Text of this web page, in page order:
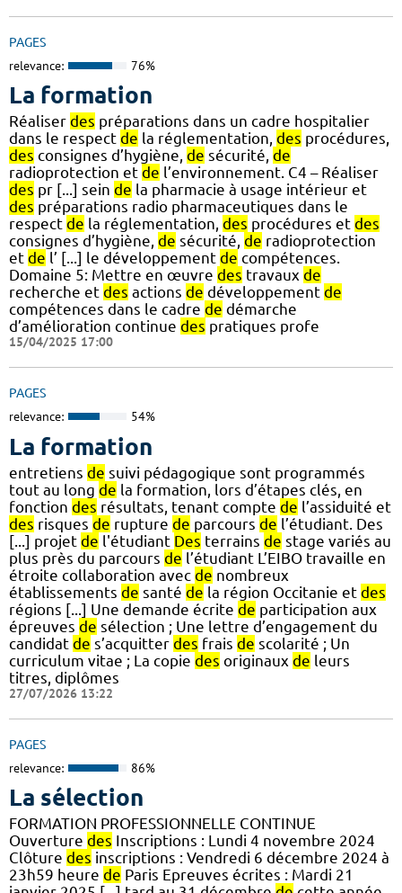
PAGES
relevance: 76%
La formation
Réaliser des préparations dans un cadre hospitalier
dans le respect de la réglementation, des procédures,
des consignes d’hygiène, de sécurité, de
radioprotection et de l’environnement. C4 – Réaliser
des pr [...] sein de la pharmacie à usage intérieur et
des préparations radio pharmaceutiques dans le
respect de la réglementation, des procédures et des
consignes d’hygiène, de sécurité, de radioprotection
et de l’ [...] le développement de compétences.
Domaine 5: Mettre en œuvre des travaux de
recherche et des actions de développement de
compétences dans le cadre de démarche
d’amélioration continue des pratiques profe
15/04/2025 17:00
PAGES
relevance: 54%
La formation
entretiens de suivi pédagogique sont programmés
tout au long de la formation, lors d’étapes clés, en
fonction des résultats, tenant compte de l’assiduité et
des risques de rupture de parcours de l’étudiant. Des
[...] projet de l'étudiant Des terrains de stage variés au
plus près du parcours de l’étudiant L’EIBO travaille en
étroite collaboration avec de nombreux
établissements de santé de la région Occitanie et des
régions [...] Une demande écrite de participation aux
épreuves de sélection ; Une lettre d’engagement du
candidat de s’acquitter des frais de scolarité ; Un
curriculum vitae ; La copie des originaux de leurs
titres, diplômes
27/07/2026 13:22
PAGES
relevance: 86%
La sélection
FORMATION PROFESSIONNELLE CONTINUE
Ouverture des Inscriptions : Lundi 4 novembre 2024
Clôture des inscriptions : Vendredi 6 décembre 2024 à
23h59 heure de Paris Epreuves écrites : Mardi 21